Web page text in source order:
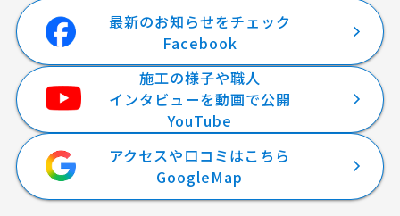
最新のお知らせをチェック
Facebook
施工の様子や職人
インタビューを動画で公開
YouTube
アクセスや口コミはこちら
GoogleMap